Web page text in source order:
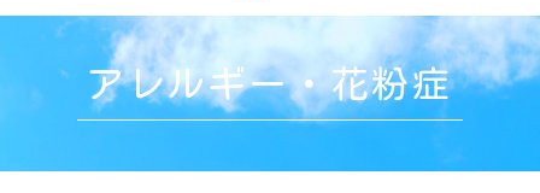
アレルギー・花粉症